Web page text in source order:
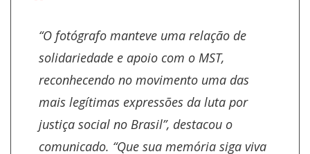
“O fotógrafo manteve uma relação de
solidariedade e apoio com o MST,
reconhecendo no movimento uma das
mais legítimas expressões da luta por
justiça social no Brasil”, destacou o
comunicado. “Que sua memória siga viva